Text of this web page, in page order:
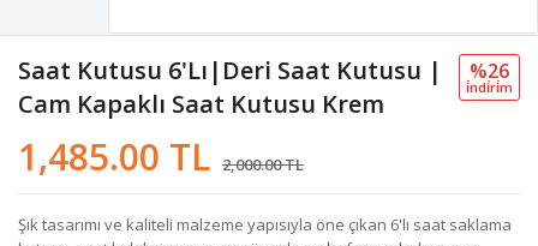
Saat Kutusu 6'lı|Deri Saat Kutusu |
Cam Kapaklı Saat Kutusu Krem
1,485.00 TL 2,000.00 TL
%26
i̇ndi̇ri̇m
Şık tasarımı ve kaliteli malzeme yapısıyla öne çıkan 6'lı saat saklama